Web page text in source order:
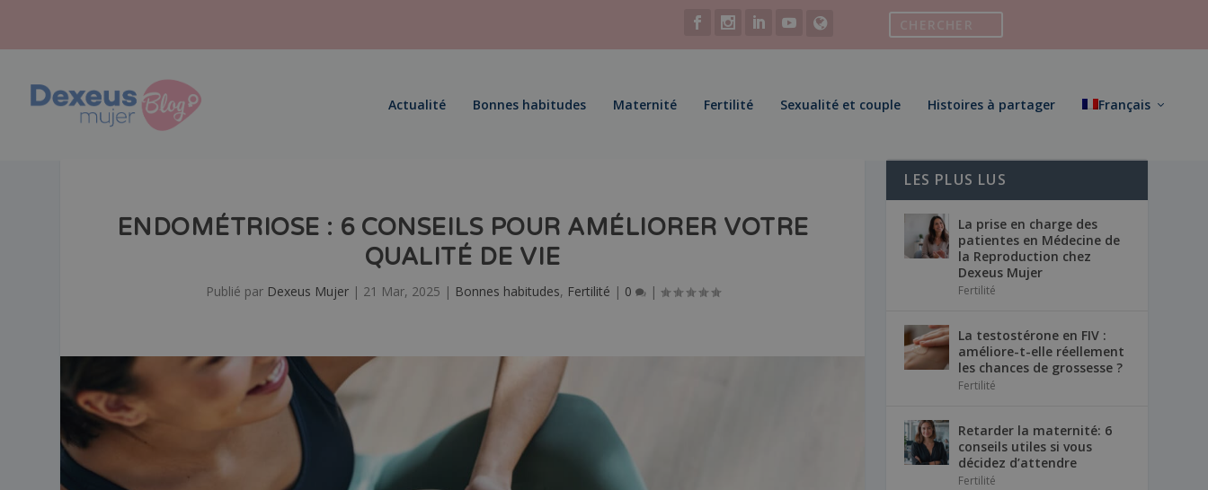
Actualité Bonnes habitudes Maternité Fertilité Sexualité et couple Histoires à partager Français
ENDOMÉTRIOSE : 6 CONSEILS POUR AMÉLIORER VOTRE
QUALITÉ DE VIE
Publié par Dexeus Mujer| 21 Mar, 2025 | Bonnes habitudes, Fertilité | 0 |
LES PLUS LUS
La prise en charge des
patientes en Médecine de
la Reproduction chez
Dexeus Mujer
Fertilité
La testostérone en FIV :
améliore-t-elle réellement
les chances de grossesse ?
Fertilité
Retarder la maternité: 6
conseils utiles si vous
décidez d’attendre
Fertilité